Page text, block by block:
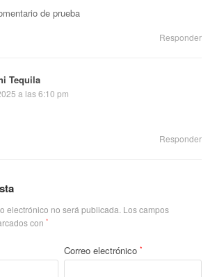
de prueba
Responder
Tequila
a las 6:10 pm
Responder
electrónico no será publicada. Los campos
con*
Correo electrónico*